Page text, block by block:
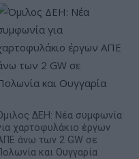
ΔΕΗ: Νέα συμφωνία
χαρτοφυλάκιο έργων
άνω των 2 GW σε
και Ουγγαρία